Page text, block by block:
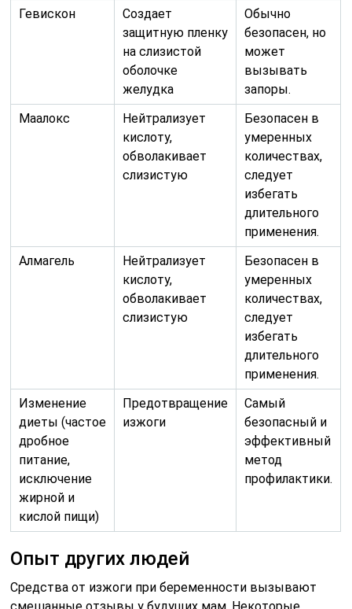
Гевискон
Создает
защитную пленку
на слизистой
оболочке
желудка
Обычно
безопасен, но
может
вызывать
запоры.
Маалокс
Нейтрализует
кислоту,
обволакивает
слизистую
Безопасен в
умеренных
количествах,
следует
избегать
длительного
применения.
Алмагель
Нейтрализует
кислоту,
обволакивает
слизистую
Безопасен в
умеренных
количествах,
следует
избегать
длительного
применения.
Изменение
диеты (частое
дробное
питание,
исключение
жирной и
кислой пищи)
Предотвращение
изжоги
Самый
безопасный и
эффективный
метод
профилактики.
Опыт других людей
Средства от изжоги при беременности вызывают